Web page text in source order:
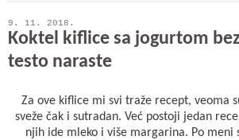
9. 11. 2018.
Koktel kiflice sa jogurtom
testo naraste
Za ove kiflice mi svi traže recept, veoma
sveže čak i sutradan. Već postoji jedan
njih ide mleko i više margarina. Po meni